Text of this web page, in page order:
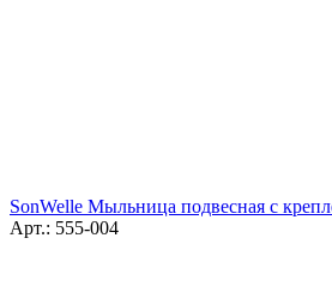
SonWelle Мыльница подвесная с
Арт.: 555-004